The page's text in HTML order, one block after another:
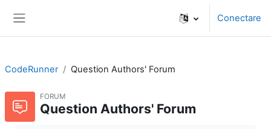
Conectare
CodeRunner Question Authors' Forum
FORUM
Question Authors' Forum